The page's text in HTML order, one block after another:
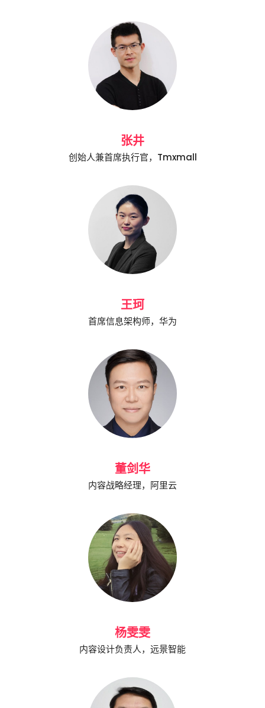
张井
创始人兼首席执行官，Tmxmall
王珂
首席信息架构师，华为
董剑华
内容战略经理，阿里云
杨雯雯
内容设计负责人，远景智能